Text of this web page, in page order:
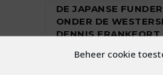
Beheer cookie
DE JAPANSE
ONDER DE
DENNIS FRANKFORT
AFL. 3